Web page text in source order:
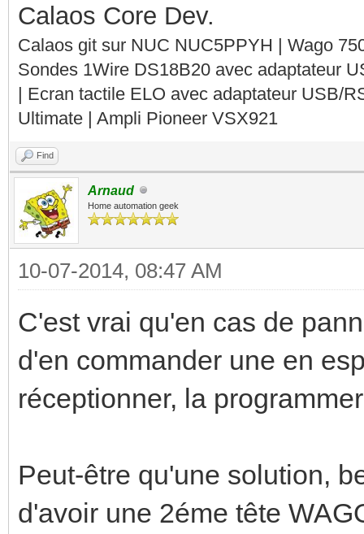
Calaos Core Dev.
Calaos git sur NUC NUC5PPYH | Wago
Sondes 1Wire DS18B20 avec adaptateur
| Ecran tactile ELO avec adaptateur USB/
Ultimate | Ampli Pioneer VSX921
Find
Arnaud
Home automation geek
10-07-2014, 08:47 AM
C'est vrai qu'en cas de
d'en commander une en
réceptionner, la
Peut-être qu'une solution,
d'avoir une 2éme tête